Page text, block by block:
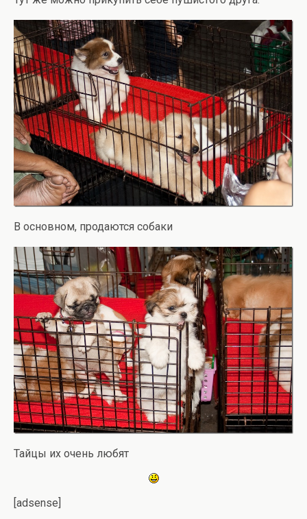
В основном, продаются собаки
Тайцы их очень любят
[adsense]